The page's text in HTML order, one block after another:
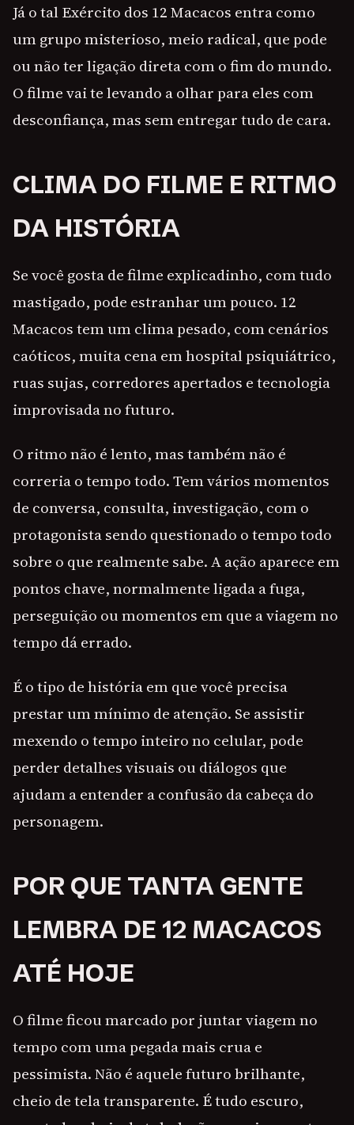
Já o tal Exército dos 12 Macacos entra como
um grupo misterioso, meio radical, que pode
ou não ter ligação direta com o fim do mundo.
O filme vai te levando a olhar para eles com
desconfiança, mas sem entregar tudo de cara.
CLIMA DO FILME E RITMO
DA HISTÓRIA
Se você gosta de filme explicadinho, com tudo
mastigado, pode estranhar um pouco. 12
Macacos tem um clima pesado, com cenários
caóticos, muita cena em hospital psiquiátrico,
ruas sujas, corredores apertados e tecnologia
improvisada no futuro.
O ritmo não é lento, mas também não é
correria o tempo todo. Tem vários momentos
de conversa, consulta, investigação, com o
protagonista sendo questionado o tempo todo
sobre o que realmente sabe. A ação aparece em
pontos chave, normalmente ligada a fuga,
perseguição ou momentos em que a viagem no
tempo dá errado.
É o tipo de história em que você precisa
prestar um mínimo de atenção. Se assistir
mexendo o tempo inteiro no celular, pode
perder detalhes visuais ou diálogos que
ajudam a entender a confusão da cabeça do
personagem.
POR QUE TANTA GENTE
LEMBRA DE 12 MACACOS
ATÉ HOJE
O filme ficou marcado por juntar viagem no
tempo com uma pegada mais crua e
pessimista. Não é aquele futuro brilhante,
cheio de tela transparente. É tudo escuro,